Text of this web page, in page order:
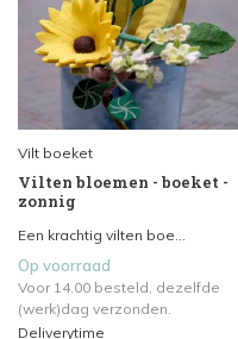
Vilt boeket
Vilten bloemen - boeket -
zonnig
Een krachtig vilten boe...
Op voorraad
Voor 14.00 besteld, dezelfde
(werk)dag verzonden.
Deliverytime